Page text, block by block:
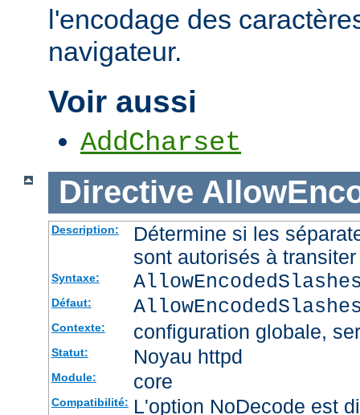
l'encodage des
navigateur.
Voir aussi
AddCharset
Directive
Description:
Détermine si les
sont autorisés à
Syntaxe:
Défaut:
Contexte: configuration globale,
Statut: Noyau httpd
Module: core
Compatibilité: L'option NoDecode est